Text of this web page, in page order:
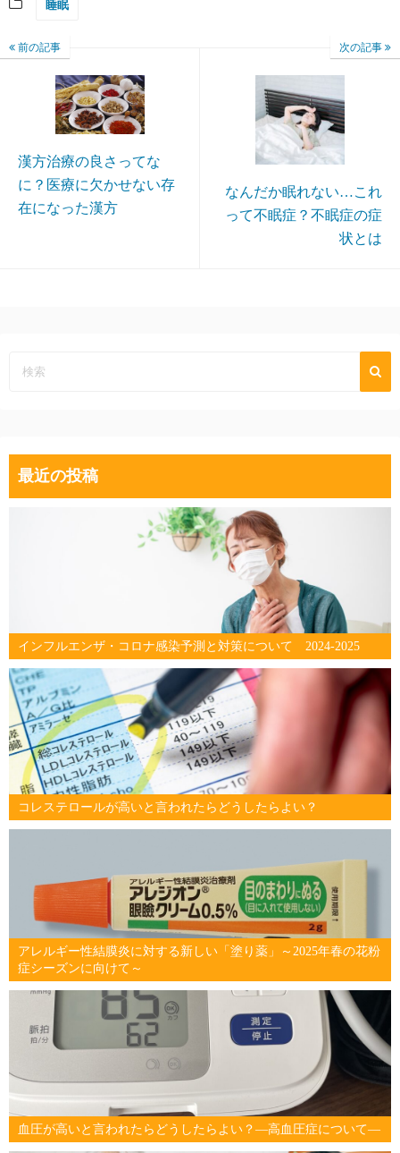
睡眠
前の記事
漢方治療の良さってな
に？医療に欠かせない存
在になった漢方
次の記事
なんだか眠れない…これ
って不眠症？不眠症の症
状とは
最近の投稿
インフルエンザ・コロナ感染予測と対策について 2024-2025
コレステロールが高いと言われたらどうしたらよい？
アレルギー性結膜炎に対する新しい「塗り薬」～2025年春の花粉
症シーズンに向けて～
血圧が高いと言われたらどうしたらよい？―高血圧症について―